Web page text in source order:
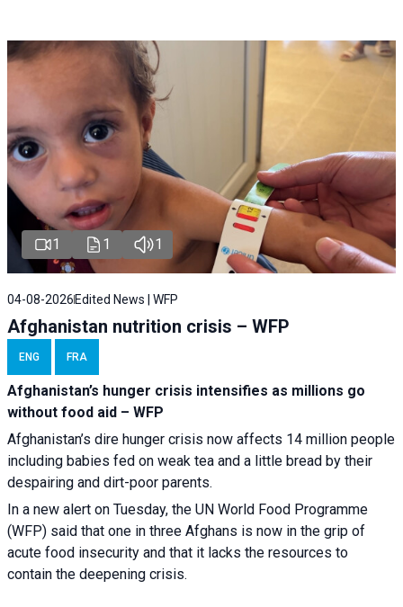
1 1 1
04-08-2026 Edited News | WFP
Afghanistan nutrition crisis – WFP
ENG FRA
Afghanistan’s hunger crisis intensifies as millions go
without food aid – WFP
Afghanistan’s dire hunger crisis now affects 14 million people
including babies fed on weak tea and a little bread by their
despairing and dirt-poor parents.
In a new alert on Tuesday, the UN World Food Programme
(WFP) said that one in three Afghans is now in the grip of
acute food insecurity and that it lacks the resources to
contain the deepening crisis.